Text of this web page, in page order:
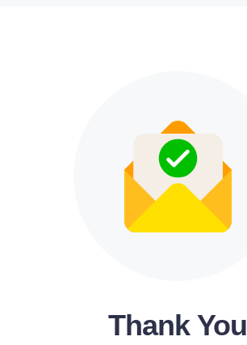
Thank You